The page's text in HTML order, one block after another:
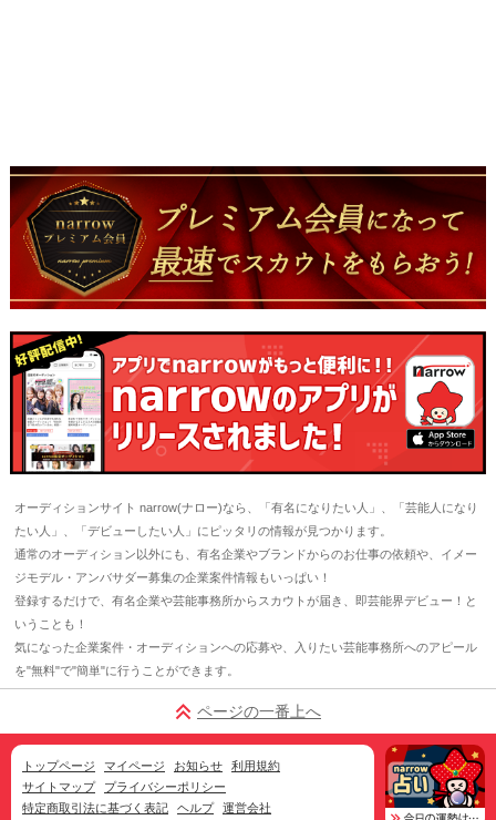
オーディションサイト narrow(ナロー)なら、「有名になりたい人」、「芸能人になり
たい人」、「デビューしたい人」にピッタリの情報が見つかります。
通常のオーディション以外にも、有名企業やブランドからのお仕事の依頼や、イメー
ジモデル・アンバサダー募集の企業案件情報もいっぱい！
登録するだけで、有名企業や芸能事務所からスカウトが届き、即芸能界デビュー！と
いうことも！
気になった企業案件・オーディションへの応募や、入りたい芸能事務所へのアピール
を"無料"で"簡単"に行うことができます。
ページの一番上へ
トップページ マイページ お知らせ
利用規約
サイトマップ
プライバシーポリシー
特定商取引法に基づく表記
ヘルプ 運営会社